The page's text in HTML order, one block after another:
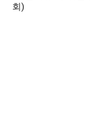
회)